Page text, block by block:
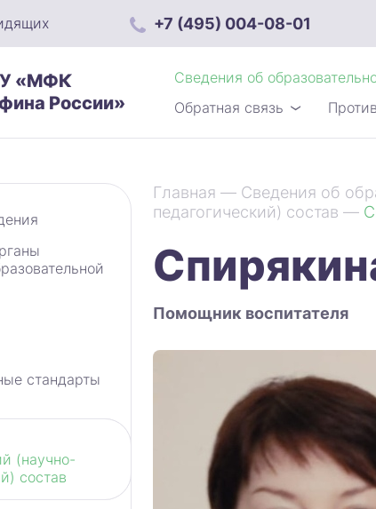
+7 (495) 004-08-01
«МФК
России»
Сведения об
Обратная связь
стандарты
(научно-
состав
Главная — Сведения об
педагогический) состав —
Помощник воспитателя